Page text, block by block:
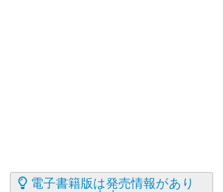
電子書籍版は発売情報があり